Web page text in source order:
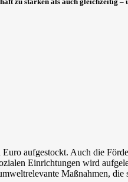
aufgestockt. Auch die
Einrichtungen wird
Maßnahmen, die